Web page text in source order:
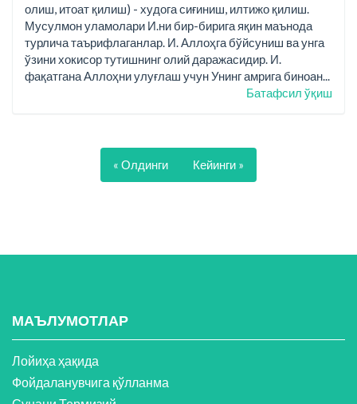
олиш, итоат қилиш) - худога сиғиниш, илтижо қилиш.
Мусулмон уламолари И.ни бир-бирига яқин маънода
турлича таърифлаганлар. И. Аллоҳга бўйсуниш ва унга
ўзини хокисор тутишнинг олий даражасидир. И.
фақатгана Аллоҳни улуғлаш учун Унинг амрига биноан...
Батафсил ўқиш
« Олдинги Кейинги »
МАЪЛУМОТЛАР
Лойиҳа ҳақида
Фойдаланувчига қўлланма